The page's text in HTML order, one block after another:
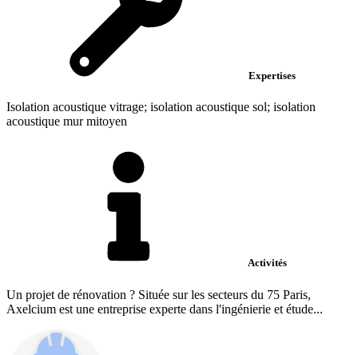
Expertises
Isolation acoustique vitrage; isolation acoustique sol; isolation
acoustique mur mitoyen
Activités
Un projet de rénovation ? Située sur les secteurs du 75 Paris,
Axelcium est une entreprise experte dans l'ingénierie et étude...